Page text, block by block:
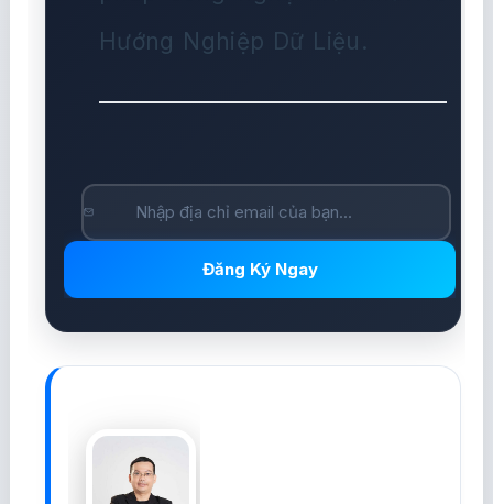
Hướng Nghiệp Dữ Liệu.
Đăng Ký Ngay